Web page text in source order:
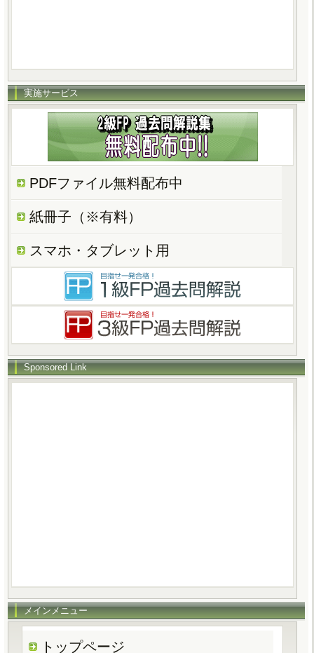
実施サービス
PDFファイル無料配布中
紙冊子（※有料）
スマホ・タブレット用
Sponsored Link
メインメニュー
トップページ